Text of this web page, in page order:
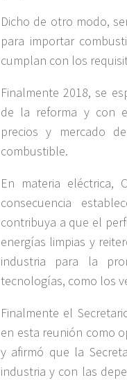
Dicho de otro modo,
para importar
cumplan con los
Finalmente 2018, se
de la reforma y con
precios y mercado
combustible.
En materia eléctrica,
consecuencia
contribuya a que el
energías limpias y
industria para la
tecnologías, como los
Finalmente el
en esta reunión como
y afirmó que la
industria y con las